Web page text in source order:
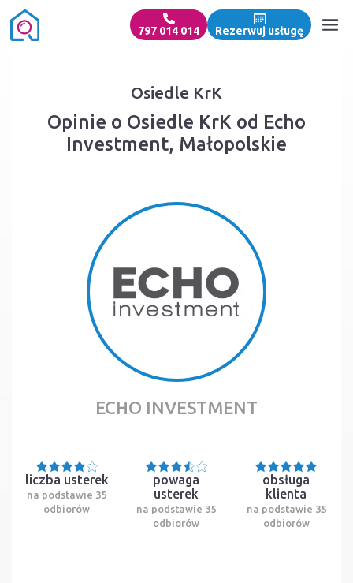
797 014 014 Rezerwuj usługę
Osiedle KrK
Opinie o Osiedle KrK od Echo
Investment, Małopolskie
ECHO INVESTMENT
liczba usterek
na podstawie 35
odbiorów
powaga
usterek
na podstawie 35
odbiorów
obsługa
klienta
na podstawie 35
odbiorów